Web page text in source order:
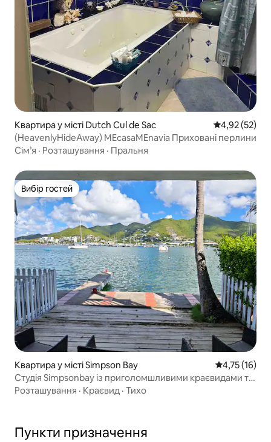
Квартира у місті Dutch Cul de Sac Середня
4,92 (52)
(HeavenlyHideAway) MEcasaMEnavia Приховані перлини
Сім’я · Розташування · Пральня
Вибір гостей
Вибір гостей
Квартира у місті Simpson Bay Середня
4,75 (16)
Студія Simpsonbay із приголомшливими краєвидами та
цілодобовою охороною
Розташування · Краєвид · Тихо
Пункти призначення